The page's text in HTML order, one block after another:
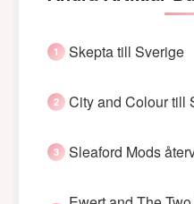
Skepta till Sverige
City and Colour till
Sleaford Mods